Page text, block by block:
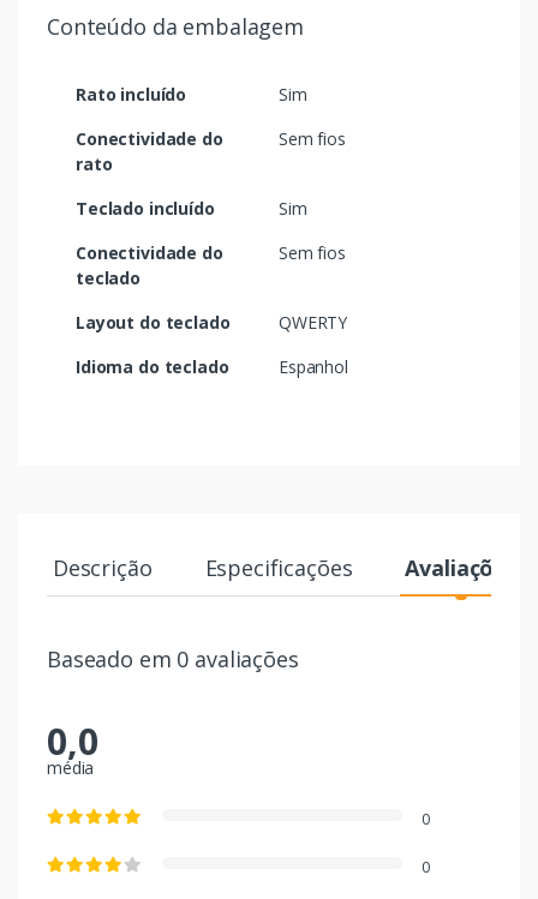
Conteúdo da embalagem
Rato incluído
Sim
Conectividade do
rato
Sem fios
Teclado incluído
Sim
Conectividade do
teclado
Sem fios
Layout do teclado
QWERTY
Idioma do teclado
Espanhol
Descrição Especificações Avaliações
Baseado em 0 avaliações
0,0
média
0
0